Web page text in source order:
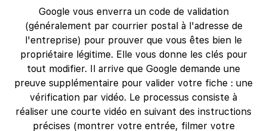
Google vous enverra un code de validation
(généralement par courrier postal à l'adresse de
l'entreprise) pour prouver que vous êtes bien le
propriétaire légitime. Elle vous donne les clés pour
tout modifier. Il arrive que Google demande une
preuve supplémentaire pour valider votre fiche : une
vérification par vidéo. Le processus consiste à
réaliser une courte vidéo en suivant des instructions
précises (montrer votre entrée, filmer votre